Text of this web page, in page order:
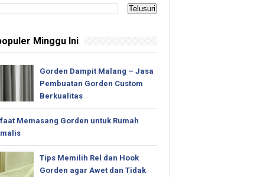
Minggu Ini
Gorden Dampit Malang – Jasa
Pembuatan Gorden Custom
Berkualitas
Memasang Gorden untuk Rumah
Tips Memilih Rel dan Hook
Gorden agar Awet dan Tidak